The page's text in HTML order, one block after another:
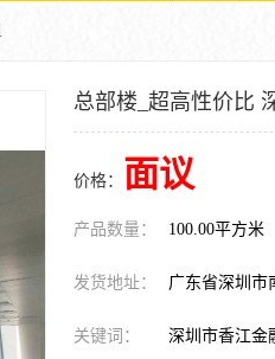
总部楼_超高性价比
价格： 面议
产品数量： 100.00平方米
发货地址： 广东省深圳市
关键词： 深圳市香江金